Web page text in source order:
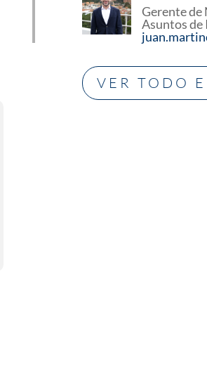
Gerente
Asuntos de
VER TODO